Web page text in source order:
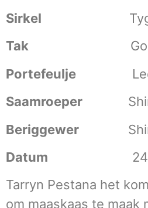
Sirkel
Tak
Portefeulje
Saamroeper
Beriggewer
Datum 24
Tarryn Pestana het
om maaskaas te maak